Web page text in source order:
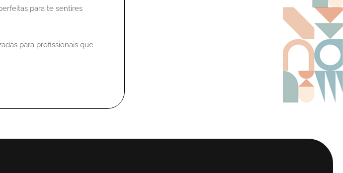
para te sentires
para profissionais que